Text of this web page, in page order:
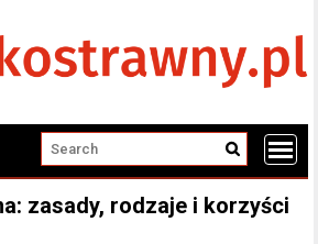
zasady, rodzaje i korzyści